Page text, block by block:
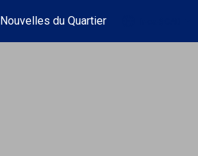
Nouvelles du Quartier
...